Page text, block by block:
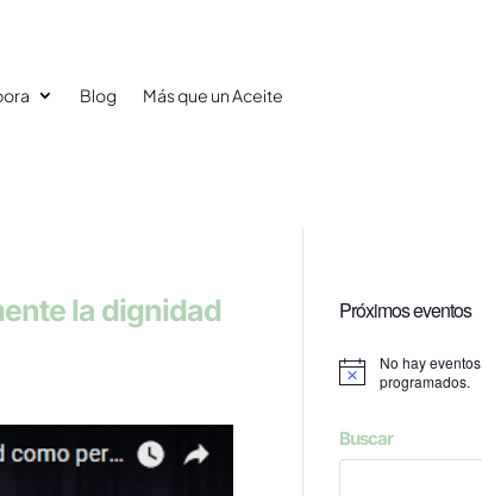
Blog Más que un Aceite
la dignidad
Próximos eventos
Aviso
No hay eventos
programados.
Buscar